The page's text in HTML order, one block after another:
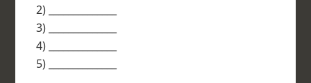
2) ______________
3) ______________
4) ______________
5) ______________